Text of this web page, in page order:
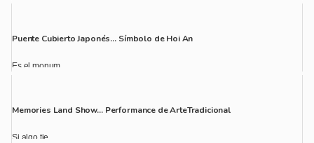
Puente Cubierto Japonés… Símbolo de Hoi An
Es el monum...
Memories Land Show… Performance de ArteTradicional
Si algo tie...